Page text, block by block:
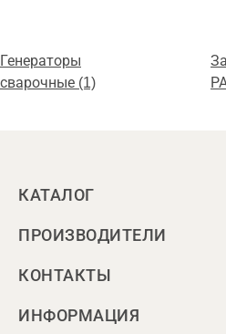
Генераторы
сварочные (1)
КАТАЛОГ
ПРОИЗВОДИТЕЛИ
КОНТАКТЫ
ИНФОРМАЦИЯ